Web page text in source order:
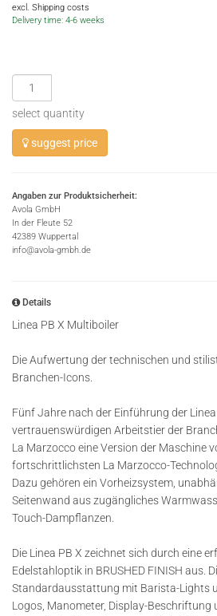
excl. Shipping costs
Delivery time: 4-6 weeks
select quantity
suggest price
Angaben zur Produktsicherheit:
Avola GmbH
In der Fleute 52
42389 Wuppertal
info@avola-gmbh.de
Details
Linea PB X Multiboiler
Die Aufwertung der technischen und
Branchen-Icons.
Fünf Jahre nach der Einführung der
vertrauenswürdigen Arbeitstier der
La Marzocco eine Version der Maschine
fortschrittlichsten La Marzocco-
Dazu gehören ein Vorheizsystem,
Seitenwand aus zugängliches
Touch-Dampflanzen.
Die Linea PB X zeichnet sich durch eine
Edelstahloptik in BRUSHED FINISH aus.
Standardausstattung mit Barista-Lights
Logos, Manometer, Display-Beschriftung